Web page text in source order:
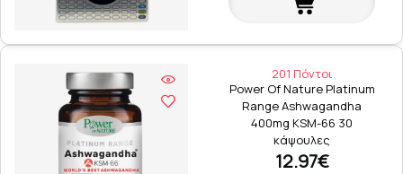
201 Πόντοι
Power Of Nature Platinum
Range Ashwagandha
400mg KSM-66 30
κάψουλες
12.97€